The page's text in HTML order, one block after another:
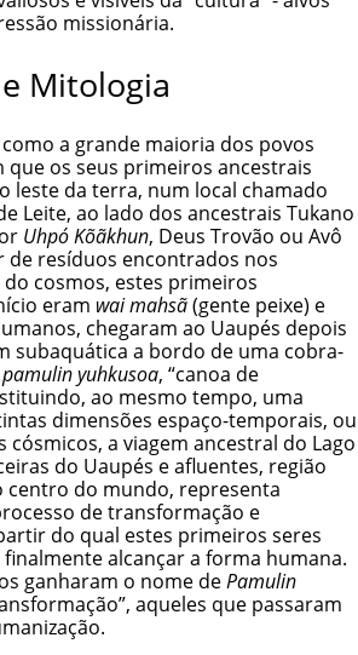
missionária.
Mitologia
a grande maioria dos povos
que os seus primeiros ancestrais
leste da terra, num local chamado
Leite, ao lado dos ancestrais Tukano
Uhpó Kõãkhun, Deus Trovão ou Avô
de resíduos encontrados nos
cosmos, estes primeiros
eram wai mahsã(gente peixe) e
chegaram ao Uaupés depois
subaquática a bordo de uma cobra-
pamulin yuhkusoa, “canoa de
ao mesmo tempo, uma
dimensões espaço-temporais, ou
a viagem ancestral do Lago
do Uaupés e afluentes, região
centro do mundo, representa
de transformação e
do qual estes primeiros seres
alcançar a forma humana.
ganharam o nome dePamulin
aqueles que passaram